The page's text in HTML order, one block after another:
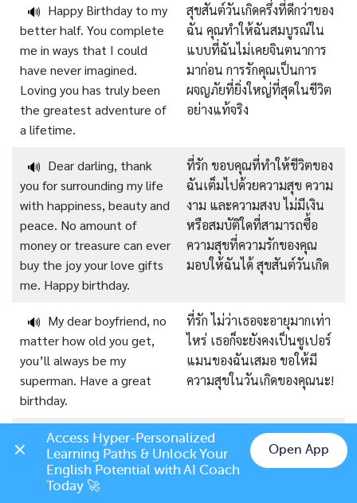
🔊 Happy Birthday to my
better half. You complete
me in ways that I could
have never imagined.
Loving you has truly been
the greatest adventure of
a lifetime.
สุขสันต์วันเกิดครึ่งที่ดีกว่าของ
ฉัน คุณทำให้ฉันสมบูรณ์ใน
แบบที่ฉันไม่เคยจินตนาการ
มาก่อน การรักคุณเป็นการ
ผจญภัยที่ยิ่งใหญ่ที่สุดในชีวิต
อย่างแท้จริง
🔊 Dear darling, thank
you for surrounding my life
with happiness, beauty and
peace. No amount of
money or treasure can ever
buy the joy your love gifts
me. Happy birthday.
ที่รัก ขอบคุณที่ทำให้ชีวิตของ
ฉันเต็มไปด้วยความสุข ความ
งาม และความสงบ ไม่มีเงิน
หรือสมบัติใดที่สามารถซื้อ
ความสุขที่ความรักของคุณ
มอบให้ฉันได้ สุขสันต์วันเกิด
🔊 My dear boyfriend, no
matter how old you get,
you’ll always be my
superman. Have a great
birthday.
ที่รัก ไม่ว่าเธอจะอายุมากเท่า
ไหร่ เธอก็จะยังคงเป็นซูเปอร์
แมนของฉันเสมอ ขอให้มี
ความสุขในวันเกิดของคุณนะ!
Sweet baby, you have
no idea how much I wish
you were here with me on
this special day. I hope you
ที่รัก คุณไม่รู้เลยว่าฉัน
ปรารถนาให้คุณอยู่ที่นี่กับฉัน
ในวันพิเศษนี้มากแค่ไหน ฉัน
Chat on LINE
Access Hyper-Personalized
Learning Paths & Unlock Your
English Potential with AI Coach
Today 🚀
Open App